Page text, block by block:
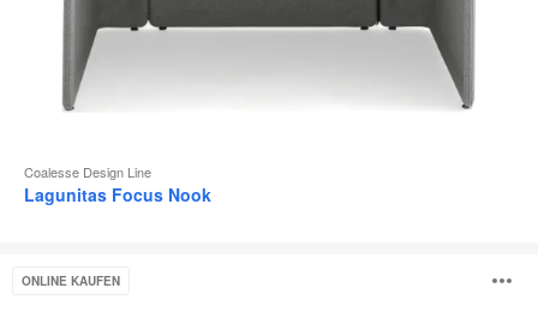
Coalesse Design Line
Lagunitas Focus Nook
PorticoONLINE KAUFEN